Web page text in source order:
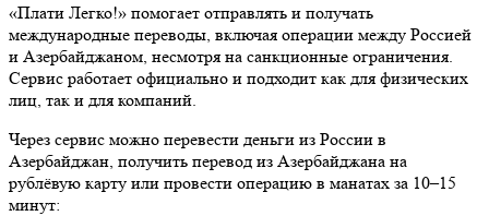
«Плати Легко!» помогает отправлять и получать
международные переводы, включая операции между Россией
и Азербайджаном, несмотря на санкционные ограничения.
Сервис работает официально и подходит как для физических
лиц, так и для компаний.
Через сервис можно перевести деньги из России в
Азербайджан, получить перевод из Азербайджана на
рублёвую карту или провести операцию в манатах за 10–15
минут: